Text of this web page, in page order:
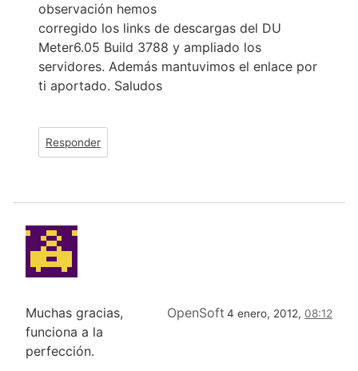
observación hemos
corregido los links de descargas del DU
Meter6.05 Build 3788 y ampliado los
servidores. Además mantuvimos el enlace por
ti aportado. Saludos
Responder
OpenSoft 4 enero, 2012, 08:12
Muchas gracias,
funciona a la
perfección.